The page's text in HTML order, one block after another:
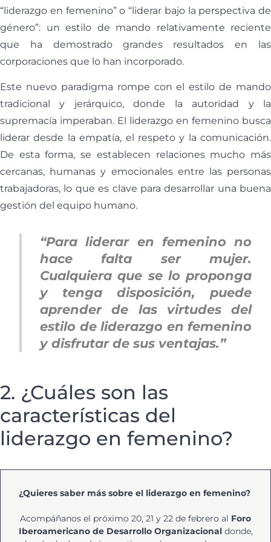
“liderazgo en femenino” o “liderar bajo la perspectiva de
género”: un estilo de mando relativamente reciente
que ha demostrado grandes resultados en las
corporaciones que lo han incorporado.
Este nuevo paradigma rompe con el estilo de mando
tradicional y jerárquico, donde la autoridad y la
supremacía imperaban. El liderazgo en femenino busca
liderar desde la empatía, el respeto y la comunicación.
De esta forma, se establecen relaciones mucho más
cercanas, humanas y emocionales entre las personas
trabajadoras, lo que es clave para desarrollar una buena
gestión del equipo humano.
“Para liderar en femenino no
hace falta ser mujer.
Cualquiera que se lo proponga
y tenga disposición, puede
aprender de las virtudes del
estilo de liderazgo en femenino
y disfrutar de sus ventajas.”
2. ¿Cuáles son las
características del
liderazgo en femenino?
¿Quieres saber más sobre el liderazgo en femenino?
Acompáñanos el próximo 20, 21 y 22 de febrero al Foro
Iberoamericano de Desarrollo Organizacional donde,